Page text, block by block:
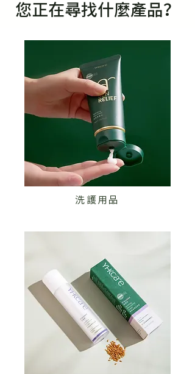
您正在尋找什麼產品？
洗護用品